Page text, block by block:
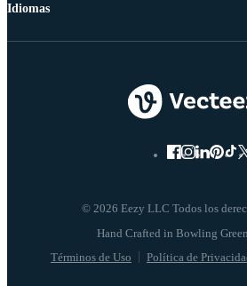
© 2026 Eezy LLC Todos los
Términos de Uso Política de
Idiomas